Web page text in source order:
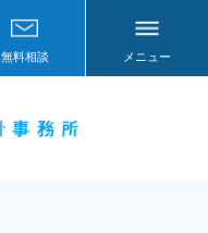
無料相談 メニュー